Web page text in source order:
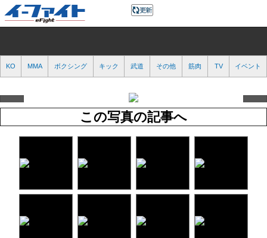
KO MMA ボクシング キック 武道 その他 筋肉 TV イベント
この写真の記事へ